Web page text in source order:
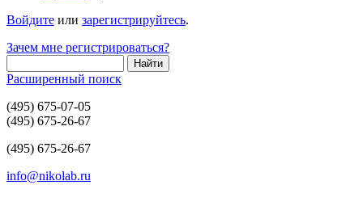
Войдите или зарегистрируйтесь.
Зачем мне регистрироваться?
Расширенный поиск
(495) 675-07-05
(495) 675-26-67
(495) 675-26-67
info@nikolab.ru